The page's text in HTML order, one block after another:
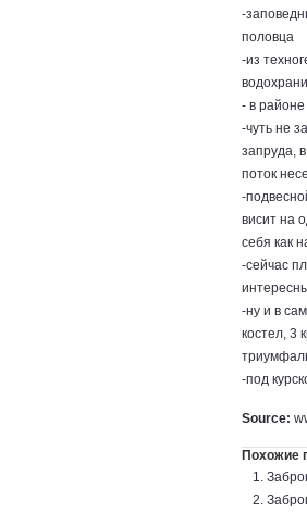
-
половца
-из
- в
-чуть не
запруда,
поток
-
висит на
себя как
-сейчас
-ну и в
костел, 3
-под
Source:
Похожие